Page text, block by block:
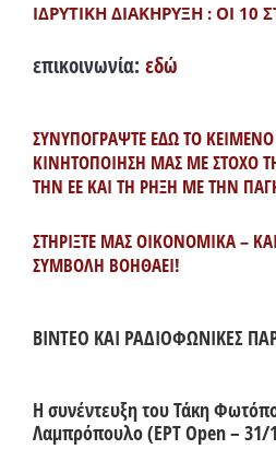
ΙΔΡΥΤΙΚΗ ΔΙΑΚΗΡΥΞΗ : ΟΙ 10
επικοινωνία: εδώ
ΣΥΝΥΠΟΓΡΑΨΤΕ ΕΔΩ ΤΟ ΚΕΙΜΕΝΟ
ΚΙΝΗΤΟΠΟΙΗΣΗ ΜΑΣ ΜΕ ΣΤΟΧΟ
ΤΗΝ ΕΕ ΚΑΙ ΤΗ ΡΗΞΗ ΜΕ ΤΗΝ
ΣΤΗΡΙΞΤΕ ΜΑΣ ΟΙΚΟΝΟΜΙΚΑ –
ΣΥΜΒΟΛΗ ΒΟΗΘΑΕΙ!
ΒΙΝΤΕΟ ΚΑΙ ΡΑΔΙΟΦΩΝΙΚΕΣ
Η συνέντευξη του Τάκη
Λαμπρόπουλο (ΕΡΤ Open – 31/